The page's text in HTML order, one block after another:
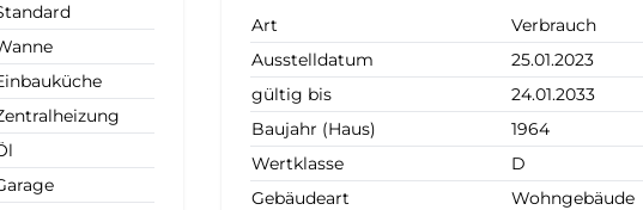
Art
Verbrauch
Ausstelldatum
25.01.2023
gültig bis
24.01.2033
Baujahr (Haus)
1964
Wertklasse
D
Gebäudeart
Wohngebäude